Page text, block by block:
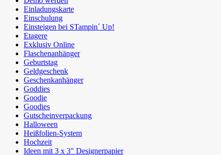
Einladungskarte
Einschulung
Einsteigen bei STampin´ Up!
Etagere
Exklusiv Online
Flaschenanhänger
Geburtstag
Geldgeschenk
Geschenkanhänger
Goddies
Goodie
Goodies
Gutscheinverpackung
Halloween
Heißfolien-System
Hochzeit
Ideen mit 3 x 3" Designerpapier